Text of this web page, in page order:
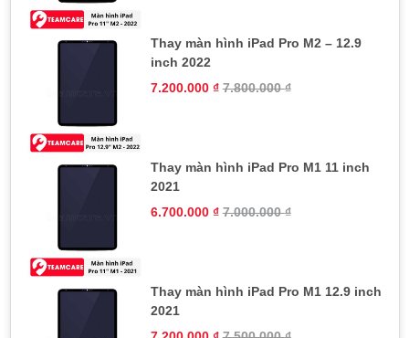
Thay màn hình iPad Pro M2 – 12.9
inch 2022
7.200.000 ₫ 7.800.000₫
Thay màn hình iPad Pro M1 11 inch
2021
6.700.000 ₫ 7.000.000₫
Thay màn hình iPad Pro M1 12.9 inch
2021